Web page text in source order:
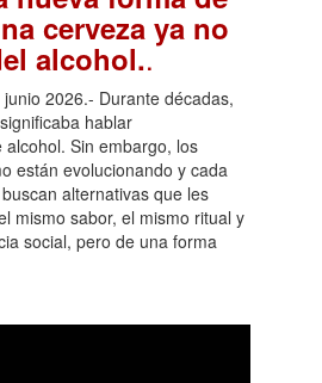
cerveza ya no
alcohol..
2026.- Durante décadas,
hablar
Sin embargo, los
están evolucionando y cada
alternativas que les
mismo sabor, el mismo ritual y
social, pero de una forma